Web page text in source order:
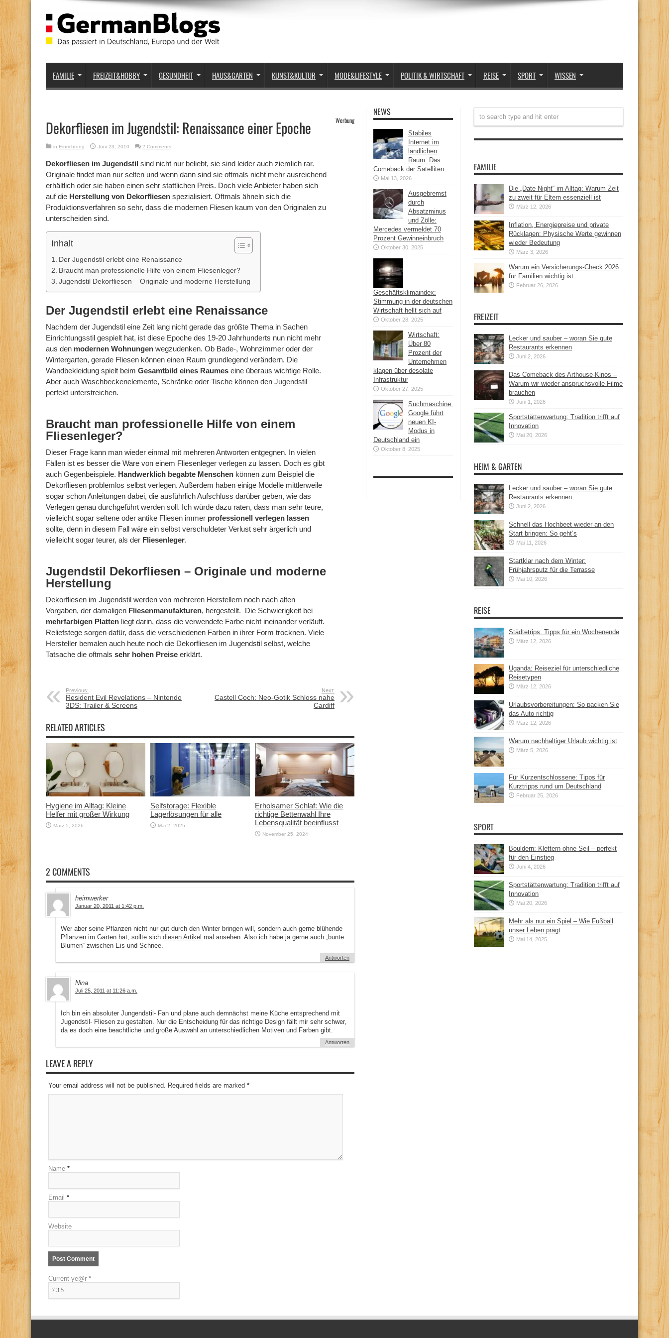
FAMILIE FREIZEIT&HOBBY GESUNDHEIT HAUS&GARTEN KUNST&KULTUR MODE&LIFESTYLE POLITIK & WIRTSCHAFT REISE SPORT WISSEN
Dekorfliesen im Jugendstil: Renaissance einer Epoche Werbung
in Einrichtung Juni 23, 2010 2 Comments
Dekorfliesen im Jugendstil sind nicht nur beliebt, sie sind leider auch ziemlich rar.
Originale findet man nur selten und wenn dann sind sie oftmals nicht mehr ausreichend
erhältlich oder sie haben einen sehr stattlichen Preis. Doch viele Anbieter haben sich
auf die Herstellung von Dekorfliesen spezialisiert. Oftmals ähneln sich die
Produktionsverfahren so sehr, dass die modernen Fliesen kaum von den Originalen zu
unterscheiden sind.
Inhalt
Der Jugendstil erlebt eine Renaissance
Braucht man professionelle Hilfe von einem Fliesenleger?
Jugendstil Dekorfliesen – Originale und moderne Herstellung
Der Jugendstil erlebt eine Renaissance
Nachdem der Jugendstil eine Zeit lang nicht gerade das größte Thema in Sachen
Einrichtungsstil gespielt hat, ist diese Epoche des 19-20 Jahrhunderts nun nicht mehr
aus den modernen Wohnungen wegzudenken. Ob Bade-, Wohnzimmer oder der
Wintergarten, gerade Fliesen können einen Raum grundlegend verändern. Die
Wandbekleidung spielt beim Gesamtbild eines Raumes eine überaus wichtige Rolle.
Aber auch Waschbeckenelemente, Schränke oder Tische können den Jugendstil
perfekt unterstreichen.
Braucht man professionelle Hilfe von einem
Fliesenleger?
Dieser Frage kann man wieder einmal mit mehreren Antworten entgegnen. In vielen
Fällen ist es besser die Ware von einem Fliesenleger verlegen zu lassen. Doch es gibt
auch Gegenbeispiele. Handwerklich begabte Menschen können zum Beispiel die
Dekorfliesen problemlos selbst verlegen. Außerdem haben einige Modelle mittlerweile
sogar schon Anleitungen dabei, die ausführlich Aufschluss darüber geben, wie das
Verlegen genau durchgeführt werden soll. Ich würde dazu raten, dass man sehr teure,
vielleicht sogar seltene oder antike Fliesen immer professionell verlegen lassen
sollte, denn in diesem Fall wäre ein selbst verschuldeter Verlust sehr ärgerlich und
vielleicht sogar teurer, als der Fliesenleger.
Jugendstil Dekorfliesen – Originale und moderne
Herstellung
Dekorfliesen im Jugendstil werden von mehreren Herstellern noch nach alten
Vorgaben, der damaligen Fliesenmanufakturen, hergestellt. Die Schwierigkeit bei
mehrfarbigen Platten liegt darin, dass die verwendete Farbe nicht ineinander verläuft.
Reliefstege sorgen dafür, dass die verschiedenen Farben in ihrer Form trocknen. Viele
Hersteller bemalen auch heute noch die Dekorfliesen im Jugendstil selbst, welche
Tatsache die oftmals sehr hohen Preise erklärt.
Previous:
Resident Evil Revelations – Nintendo
3DS: Trailer & Screens
Next:
Castell Coch: Neo-Gotik Schloss nahe
Cardiff
RELATED ARTICLES
Hygiene im Alltag: Kleine
Helfer mit großer Wirkung
März 5, 2026
Selfstorage: Flexible
Lagerlösungen für alle
Mai 2, 2025
Erholsamer Schlaf: Wie die
richtige Bettenwahl Ihre
Lebensqualität beeinflusst
November 25, 2024
2 COMMENTS
heimwerker
Januar 20, 2011 at 1:42 p.m.
Wer aber seine Pflanzen nicht nur gut durch den Winter bringen will, sondern auch gerne blühende
Pflanzen im Garten hat, sollte sich diesen Artikel mal ansehen. Also ich habe ja gerne auch „bunte
Blumen“ zwischen Eis und Schnee.
Antworten
Nina
Juli 25, 2011 at 11:26 a.m.
Ich bin ein absoluter Jungendstil- Fan und plane auch demnächst meine Küche entsprechend mit
Jugendstil- Fliesen zu gestalten. Nur die Entscheidung für das richtige Design fällt mir sehr schwer,
da es doch eine beachtliche und große Auswahl an unterschiedlichen Motiven und Farben gibt.
Antworten
LEAVE A REPLY
Your email address will not be published. Required fields are marked *
Name *
Email *
Website
Current ye@r *
NEWS
Stabiles
Internet im
ländlichen
Raum: Das
Comeback der Satelliten
Mai 13, 2026
Ausgebremst
durch
Absatzminus
und Zölle:
Mercedes vermeldet 70
Prozent Gewinneinbruch
Oktober 30, 2025
Geschäftsklimaindex:
Stimmung in der deutschen
Wirtschaft hellt sich auf
Oktober 28, 2025
Wirtschaft:
Über 80
Prozent der
Unternehmen
klagen über desolate
Infrastruktur
Oktober 27, 2025
Suchmaschine:
Google führt
neuen KI-
Modus in
Deutschland ein
Oktober 8, 2025
FAMILIE
Die „Date Night“ im Alltag: Warum Zeit
zu zweit für Eltern essenziell ist
März 12, 2026
Inflation, Energiepreise und private
Rücklagen: Physische Werte gewinnen
wieder Bedeutung
März 3, 2026
Warum ein Versicherungs-Check 2026
für Familien wichtig ist
Februar 26, 2026
FREIZEIT
Lecker und sauber – woran Sie gute
Restaurants erkennen
Juni 2, 2026
Das Comeback des Arthouse-Kinos –
Warum wir wieder anspruchsvolle Filme
brauchen
Juni 1, 2026
Sportstättenwartung: Tradition trifft auf
Innovation
Mai 20, 2026
HEIM & GARTEN
Lecker und sauber – woran Sie gute
Restaurants erkennen
Juni 2, 2026
Schnell das Hochbeet wieder an den
Start bringen: So geht’s
Mai 11, 2026
Startklar nach dem Winter:
Frühjahrsputz für die Terrasse
Mai 10, 2026
REISE
Städtetrips: Tipps für ein Wochenende
März 12, 2026
Uganda: Reiseziel für unterschiedliche
Reisetypen
März 12, 2026
Urlaubsvorbereitungen: So packen Sie
das Auto richtig
März 12, 2026
Warum nachhaltiger Urlaub wichtig ist
März 5, 2026
Für Kurzentschlossene: Tipps für
Kurztripps rund um Deutschland
Februar 25, 2026
SPORT
Bouldern: Klettern ohne Seil – perfekt
für den Einstieg
Juni 4, 2026
Sportstättenwartung: Tradition trifft auf
Innovation
Mai 20, 2026
Mehr als nur ein Spiel – Wie Fußball
unser Leben prägt
Mai 14, 2025